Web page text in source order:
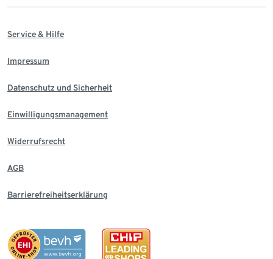
Service & Hilfe
Impressum
Datenschutz und Sicherheit
Einwilligungsmanagement
Widerrufsrecht
AGB
Barrierefreiheitserklärung